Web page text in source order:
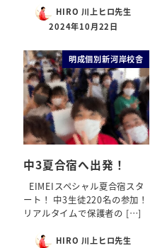
HIRO 川上ヒロ先生
2024年10月22日
明成個別新河岸校舎
中3夏合宿へ出発！
EIMEIスペシャル夏合宿スタ
ート！ 中3生徒220名の参加！
リアルタイムで保護者の […]
HIRO 川上ヒロ先生